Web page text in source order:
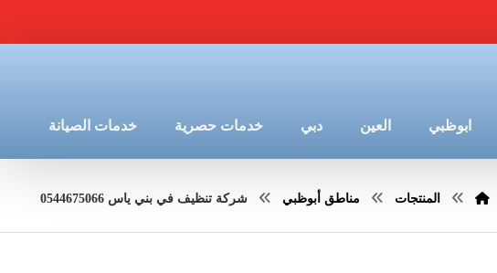
ابوظبي العين دبي خدمات حصرية خدمات الصيانة
المنتجات مناطق أبوظبي شركة تنظيف في بني ياس 0544675066